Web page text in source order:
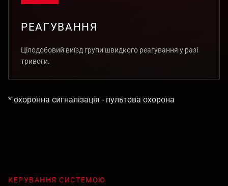
РЕАГУВАННЯ
Цілодобовий виїзд групи швидкого реагування у разі
тривоги.
* охоронна сигналізація - пультова охорона
КЕРУВАННЯ СИСТЕМОЮ